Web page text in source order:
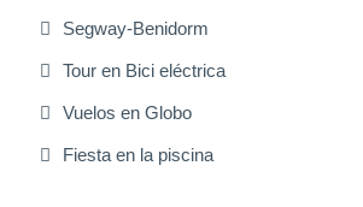
Segway-Benidorm
Tour en Bici eléctrica
Vuelos en Globo
Fiesta en la piscina